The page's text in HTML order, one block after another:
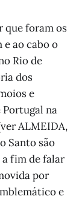
que foram os
ao cabo o
Rio de
dos
e
Portugal na
ALMEIDA,
Santo são
fim de falar
por
e